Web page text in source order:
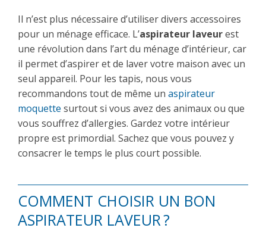
Il n’est plus nécessaire d’utiliser divers accessoires
pour un ménage efficace. L’aspirateur laveurest
une révolution dans l’art du ménage d’intérieur, car
il permet d’aspirer et de laver votre maison avec un
seul appareil. Pour les tapis, nous vous
recommandons tout de même un aspirateur
moquette surtout si vous avez des animaux ou que
vous souffrez d’allergies. Gardez votre intérieur
propre est primordial. Sachez que vous pouvez y
consacrer le temps le plus court possible.
COMMENT CHOISIR UN BON
ASPIRATEUR LAVEUR ?